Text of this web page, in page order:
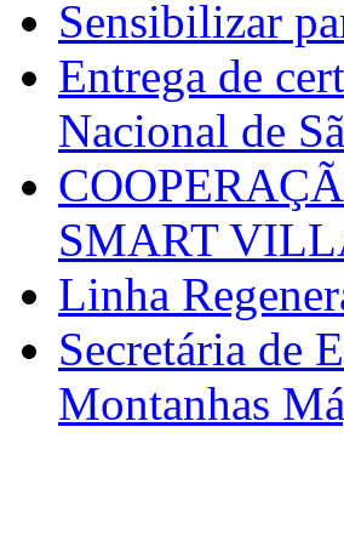
Sensibilizar
Entrega de
Nacional de
SMART
Linha
Secretária de
Montanhas